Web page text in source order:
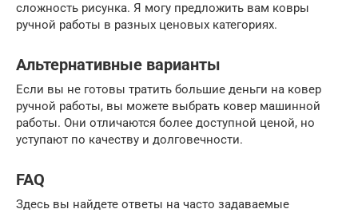
сложность рисунка. Я могу предложить вам ковры
ручной работы в разных ценовых категориях.
Альтернативные варианты
Если вы не готовы тратить большие деньги на ковер
ручной работы, вы можете выбрать ковер машинной
работы. Они отличаются более доступной ценой, но
уступают по качеству и долговечности.
FAQ
Здесь вы найдете ответы на часто задаваемые